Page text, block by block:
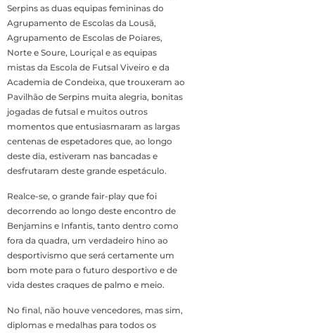
Serpins as duas equipas femininas do
Agrupamento de Escolas da Lousã,
Agrupamento de Escolas de Poiares,
Norte e Soure, Louriçal e as equipas
mistas da Escola de Futsal Viveiro e da
Academia de Condeixa, que trouxeram ao
Pavilhão de Serpins muita alegria, bonitas
jogadas de futsal e muitos outros
momentos que entusiasmaram as largas
centenas de espetadores que, ao longo
deste dia, estiveram nas bancadas e
desfrutaram deste grande espetáculo.
Realce-se, o grande fair-play que foi
decorrendo ao longo deste encontro de
Benjamins e Infantis, tanto dentro como
fora da quadra, um verdadeiro hino ao
desportivismo que será certamente um
bom mote para o futuro desportivo e de
vida destes craques de palmo e meio.
No final, não houve vencedores, mas sim,
diplomas e medalhas para todos os